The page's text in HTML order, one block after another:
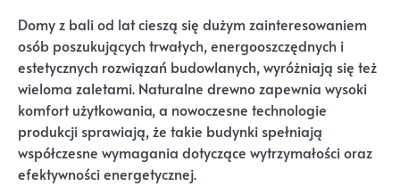
Domy z bali od lat cieszą się dużym zainteresowaniem
osób poszukujących trwałych, energooszczędnych i
estetycznych rozwiązań budowlanych, wyróżniają się też
wieloma zaletami. Naturalne drewno zapewnia wysoki
komfort użytkowania, a nowoczesne technologie
produkcji sprawiają, że takie budynki spełniają
współczesne wymagania dotyczące wytrzymałości oraz
efektywności energetycznej.